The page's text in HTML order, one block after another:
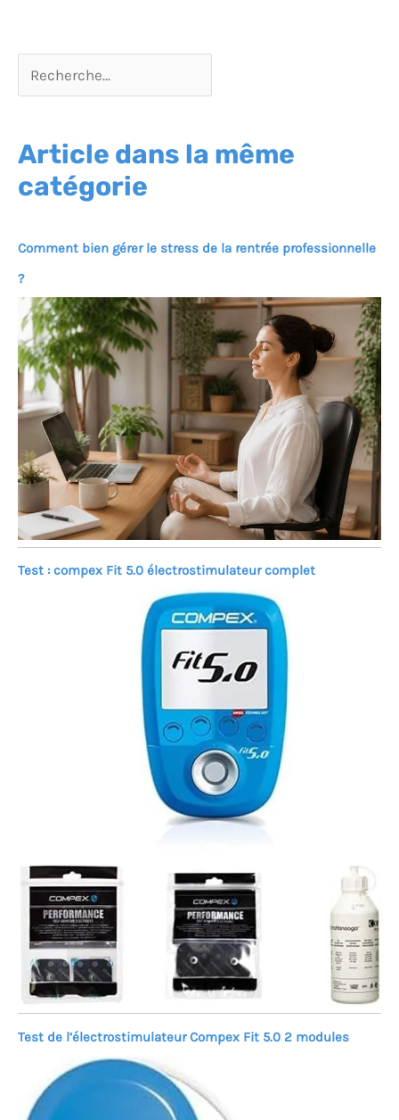
Article dans la même
catégorie
Comment bien gérer le stress de la rentrée professionnelle
?
Test : compex Fit 5.0 électrostimulateur complet
Test de l’électrostimulateur Compex Fit 5.0 2 modules